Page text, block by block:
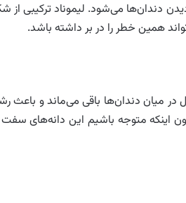
دندان‌ها می‌شود. لیموناد ترکیبی از
همین خطر را در بر داشته باشد.
میان دندان‌ها باقی می‌ماند و باعث
اینکه متوجه باشیم این دانه‌های سفت